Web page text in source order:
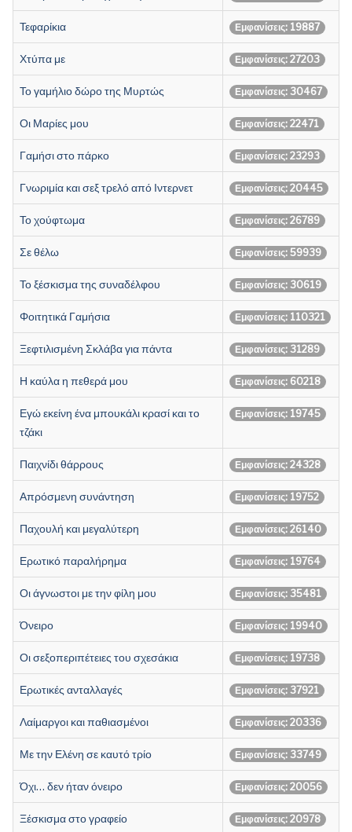
Τεφαρίκια Εμφανίσεις: 19887
Χτύπα με Εμφανίσεις: 27203
Το γαμήλιο δώρο της Μυρτώς Εμφανίσεις: 30467
Οι Μαρίες μου Εμφανίσεις: 22471
Γαμήσι στο πάρκο Εμφανίσεις: 23293
Γνωριμία και σεξ τρελό από Ιντερνετ Εμφανίσεις: 20445
Το χούφτωμα Εμφανίσεις: 26789
Σε θέλω Εμφανίσεις: 59939
Το ξέσκισμα της συναδέλφου Εμφανίσεις: 30619
Φοιτητικά Γαμήσια Εμφανίσεις: 110321
Ξεφτιλισμένη Σκλάβα για πάντα Εμφανίσεις: 31289
Η καύλα η πεθερά μου Εμφανίσεις: 60218
Εγώ εκείνη ένα μπουκάλι κρασί και το
τζάκι
Εμφανίσεις: 19745
Παιχνίδι θάρρους Εμφανίσεις: 24328
Απρόσμενη συνάντηση Εμφανίσεις: 19752
Παχουλή και μεγαλύτερη Εμφανίσεις: 26140
Ερωτικό παραλήρημα Εμφανίσεις: 19764
Οι άγνωστοι με την φίλη μου Εμφανίσεις: 35481
Όνειρο Εμφανίσεις: 19940
Οι σεξοπεριπέτειες του σχεσάκια Εμφανίσεις: 19738
Ερωτικές ανταλλαγές Εμφανίσεις: 37921
Λαίμαργοι και παθιασμένοι Εμφανίσεις: 20336
Με την Ελένη σε καυτό τρίο Εμφανίσεις: 33749
Όχι… δεν ήταν όνειρο Εμφανίσεις: 20056
Ξέσκισμα στο γραφείο Εμφανίσεις: 20978